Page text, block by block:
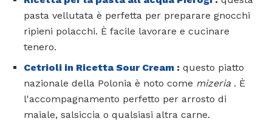
pasta vellutata è perfetta per preparare gnocchi
ripieni polacchi. È facile lavorare e cucinare
tenero.
Cetrioli in Ricetta Sour Cream : questo piatto
nazionale della Polonia è noto come mizeria . È
l'accompagnamento perfetto per arrosto di
maiale, salsiccia o qualsiasi altra carne.